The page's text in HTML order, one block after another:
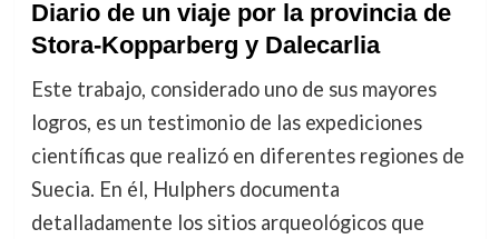
Diario de un viaje por la provincia de
Stora-Kopparberg y Dalecarlia
Este trabajo, considerado uno de sus mayores
logros, es un testimonio de las expediciones
científicas que realizó en diferentes regiones de
Suecia. En él, Hulphers documenta
detalladamente los sitios arqueológicos que